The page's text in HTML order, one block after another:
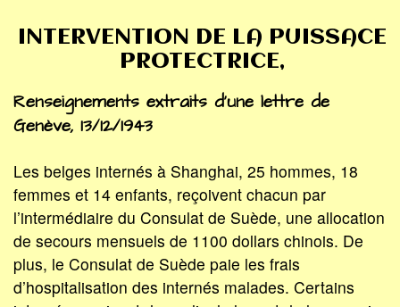
INTERVENTION DE LA PUISSACE
PROTECTRICE,
Renseignements extraits d’une lettre de
Genève, 13/12/1943
Les belges internés à Shanghai, 25 hommes, 18
femmes et 14 enfants, reçoivent chacun par
l’intermédiaire du Consulat de Suède, une allocation
de secours mensuels de 1100 dollars chinois. De
plus, le Consulat de Suède paie les frais
d’hospitalisation des internés malades. Certains